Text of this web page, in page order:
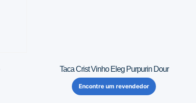
Taca Crist Vinho Eleg Purpurin Dour
Encontre um revendedor